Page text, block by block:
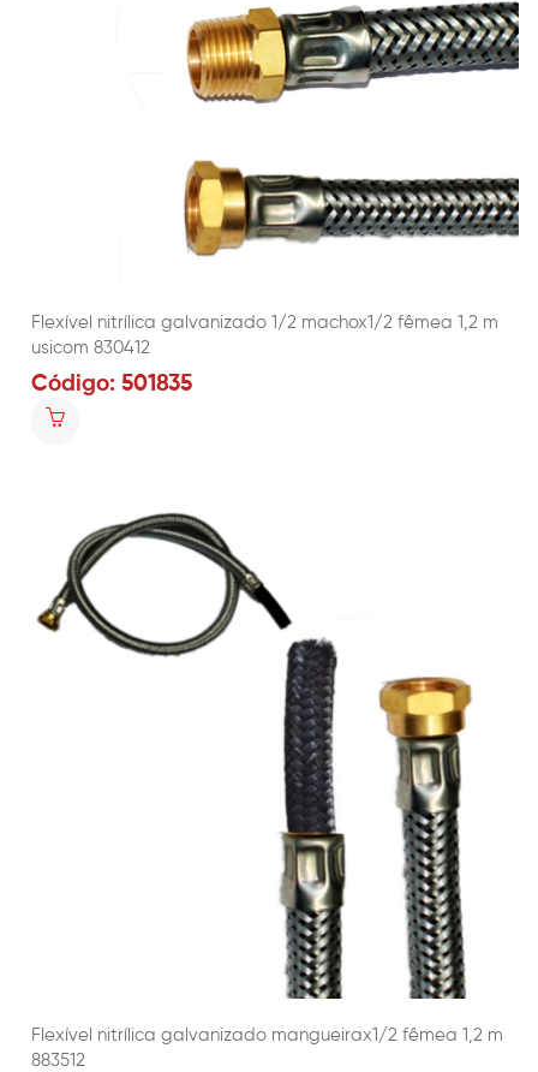
Flexível nitrílica galvanizado 1/2 machox1/2 fêmea 1,2 m
usicom 830412
Código: 501835
Flexível nitrílica galvanizado mangueirax1/2 fêmea 1,2 m
883512